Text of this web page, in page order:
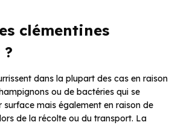
clémentines
dans la plupart des cas en raison
ou de bactéries qui se
surface mais également en raison de
de la récolte ou du transport. La